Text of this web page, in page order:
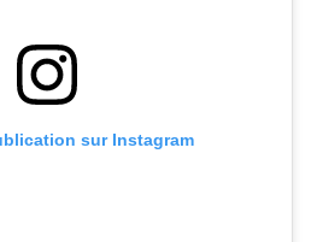
sur Instagram